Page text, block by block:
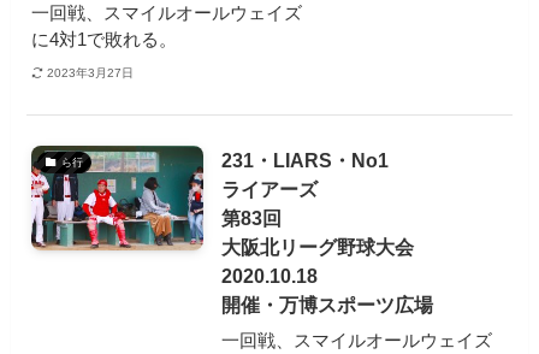
一回戦、スマイルオールウェイズ
に4対1で敗れる。
2023年3月27日
ら行
231・LIARS・No1
ライアーズ
第83回
大阪北リーグ野球大会
2020.10.18
開催・万博スポーツ広場
一回戦、スマイルオールウェイズ